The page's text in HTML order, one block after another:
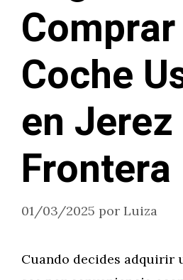
Coche
en
Frontera
01/03/2025 por Luiza
Cuando decides adquirir